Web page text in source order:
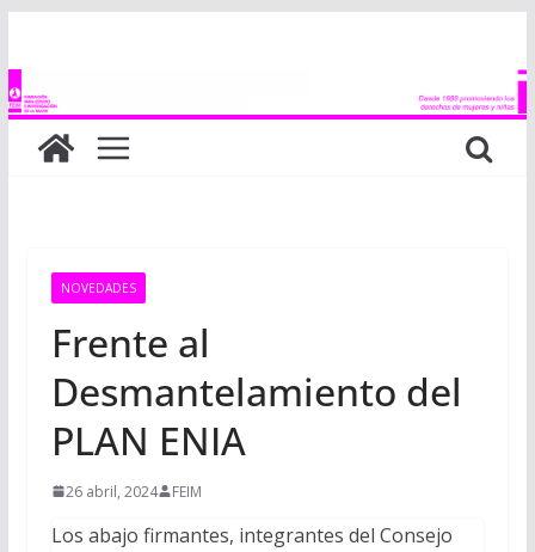
contenido
NOVEDADES
Frente al
Desmantelamiento del
PLAN ENIA
26 abril, 2024 FEIM
Los abajo firmantes, integrantes del Consejo